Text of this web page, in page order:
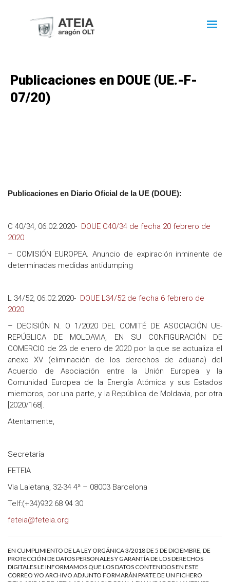
Publicaciones en DOUE (UE.-F-
07/20)
Publicaciones en Diario Oficial de la UE (DOUE):
C 40/34, 06.02.2020- DOUE C40/34 de fecha 20 febrero de
2020
– COMISIÓN EUROPEA. Anuncio de expiración inminente de
determinadas medidas antidumping
L 34/52, 06.02.2020- DOUE L34/52 de fecha 6 febrero de
2020
– DECISIÓN N. O 1/2020 DEL COMITÉ DE ASOCIACIÓN UE-
REPÚBLICA DE MOLDAVIA, EN SU CONFIGURACIÓN DE
COMERCIO de 23 de enero de 2020 por la que se actualiza el
anexo XV (eliminación de los derechos de aduana) del
Acuerdo de Asociación entre la Unión Europea y la
Comunidad Europea de la Energía Atómica y sus Estados
miembros, por una parte, y la República de Moldavia, por otra
[2020/168].
Atentamente,
Secretaría
FETEIA
Via Laietana, 32-34 4ª – 08003 Barcelona
Telf:(+34)932 68 94 30
feteia@feteia.org
EN CUMPLIMIENTO DE LA LEY ORGÁNICA 3/2018 DE 5 DE DICIEMBRE, DE
PROTECCIÓN DE DATOS PERSONALES Y GARANTÍA DE LOS DERECHOS
DIGITALES LE INFORMAMOS QUE LOS DATOS CONTENIDOS EN ESTE
CORREO Y/O ARCHIVO ADJUNTO FORMARÁN PARTE DE UN FICHERO